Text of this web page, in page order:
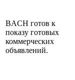
BACH готов к
показу готовых
коммерческих
объявлений.